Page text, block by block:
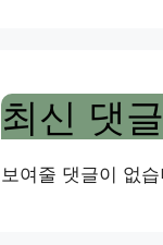
최신 댓글
보여줄 댓글이 없